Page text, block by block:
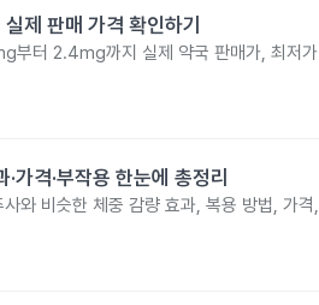
제 판매 가격 확인하기
부터 2.4mg까지 실제 약국 판매가, 최저가
격·부작용 한눈에 총정리
와 비슷한 체중 감량 효과, 복용 방법, 가격,